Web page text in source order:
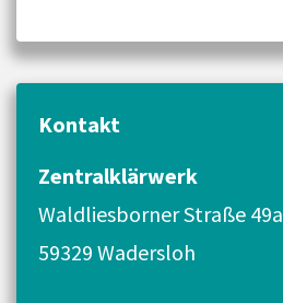
Kontakt
Zentralklärwerk
Waldliesborner Straße 49a
59329 Wadersloh